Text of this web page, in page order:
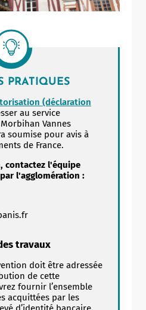
PRATIQUES
(déclaration
au service
Vannes
soumise pour avis à
de France.​​
contactez l'équipe
l'agglomération :
travaux
doit être adressée
de cette
fournir l’ensemble
acquittées par les
disabled.